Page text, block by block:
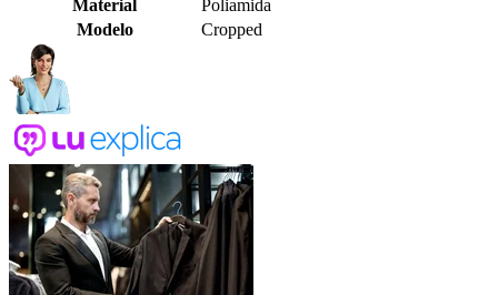
Material
Poliamida
Modelo
Cropped